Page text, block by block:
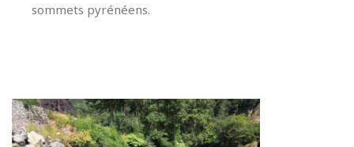
sommets pyrénéens.